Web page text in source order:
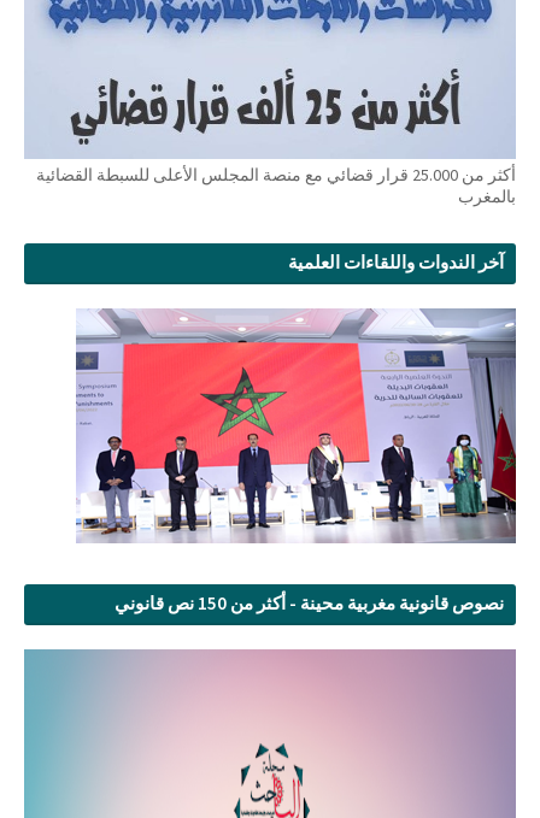
أكثر من 25.000 قرار قضائي مع منصة المجلس الأعلى للسبطة القضائية
بالمغرب
آخر الندوات واللقاءات العلمية
نصوص قانونية مغربية محينة - أكثر من 150 نص قانوني